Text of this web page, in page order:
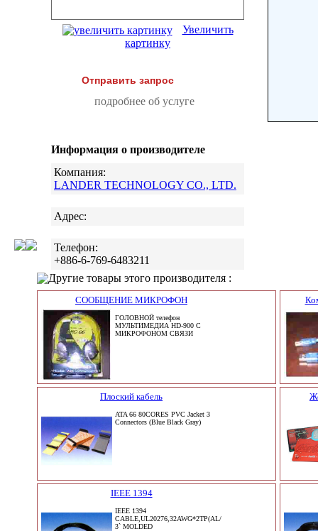
Увеличить
картинку
Отправить запрос
подробнее об услуге
Информация о производителе
Компания:
LANDER TECHNOLOGY CO., LTD.
Адрес:
Телефон:
+886-6-769-6483211
Другие товары этого производителя :
СООБЩЕНИЕ МИКРОФОН
ГОЛОВНОЙ телефон
МУЛЬТИМЕДИА HD-900 С
МИКРОФОНОМ СВЯЗИ
Плоский кабель
ATA 66 80CORES PVC Jacket 3
Connectors (Blue Black Gray)
IEEE 1394
IEEE 1394
CABLE,UL20276,32AWG*2TP(AL/MY+BRAID)*2+AL/MY+BD
3` MOLDED